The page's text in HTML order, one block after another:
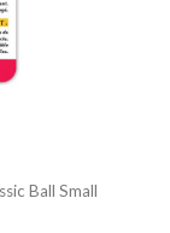
Ball Small